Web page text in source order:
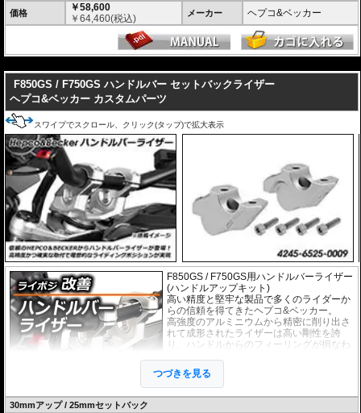
価格
￥58,600
￥64,460(税込) メーカー ヘプコ&ベッカー
F850GS / F750GS ハンドルバー セットバックライザー
ヘプコ&ベッカー カスタムパーツ
スワイプでスクロール、クリック(タップ)で拡大表示
F850GS / F750GS用ハンドルバーライザー
(ハンドルアップキット)
高い精度と堅牢な製品で多くのライダーか
らの信頼を得てきたヘプコ&ベッカー。
高強度のアルミニウムから精密に削り出さ
れて成形されたライザーは高い剛性を誇
り、ハンドルからのフィーリングが損なわ
EUの工業製品安全規格「TÜV」を取得
し、他のヘプコの商品と同様に高い安全
性、信頼性の商品となっております。
つづきを見る
30mmアップ / 25mmセットバック